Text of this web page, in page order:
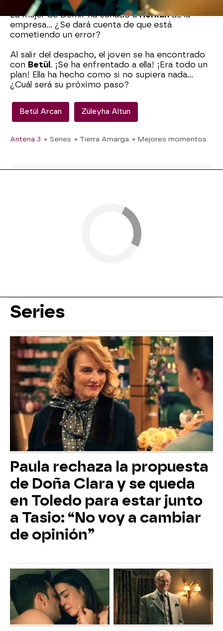
La mujer de Demir ha echado aHerkande la
empresa… ¿Se dará cuenta de que está
cometiendo un error?
Al salir del despacho, el joven se ha encontrado
con Betül . ¡Se ha enfrentado a ella! ¡Era todo un
plan! Ella ha hecho como si no supiera nada…
¿Cuál será su próximo paso?
Betül Arcan Züleyha Altun
Antena 3 » Series » Tierra Amarga » Mejores momentos
Series
Paula rechaza la propuesta
de Doña Clara y se queda
en Toledo para estar junto
a Tasio: “No voy a cambiar
de opinión”